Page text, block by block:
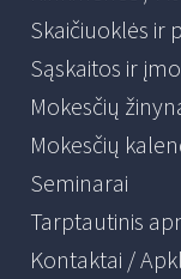
Skaičiuoklės ir
Sąskaitos ir
Mokesčių
Mokesčių
Seminarai
Tarptautinis
Kontaktai /